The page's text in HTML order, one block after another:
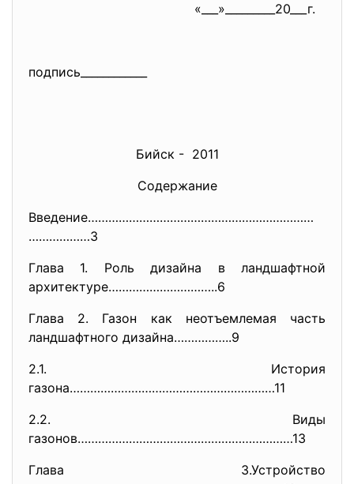
«___»_________20___г.
подпись____________
Бийск - 2011
Содержание
Введение…………………………………………………………
………………3
Глава 1. Роль дизайна в ландшафтной
архитектуре…………………………..6
Глава 2. Газон как неотъемлемая часть
ландшафтного дизайна……………..9
2.1. История
газона……………………………………………………11
2.2. Виды
газонов………………………………………………………13
Глава 3.Устройство